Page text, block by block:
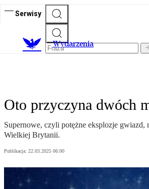
Serwisy
Wydarzenia
Oto przyczyna dwóch
Supernowe, czyli potężne eksplozje
Wielkiej Brytanii.
Publikacja: 22.03.2025 06:00